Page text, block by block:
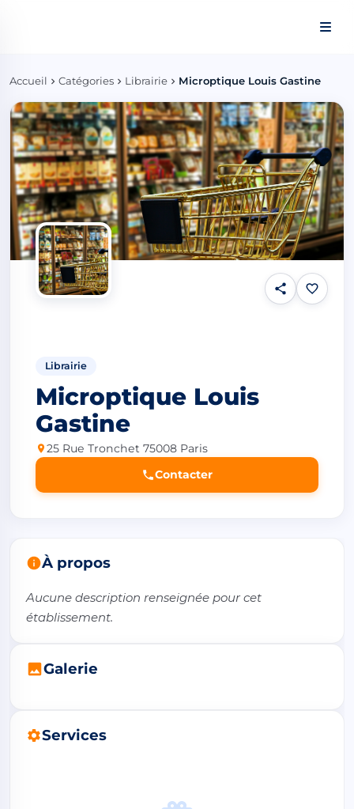
Accueil Catégories Librairie Microptique Louis Gastine
Librairie
Microptique Louis
Gastine
25 Rue Tronchet 75008 Paris
Contacter
À propos
Aucune description renseignée pour cet
établissement.
Galerie
Services